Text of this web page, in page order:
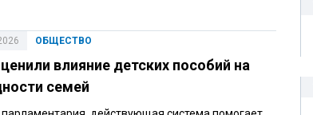
ОБЩЕСТВО
влияние детских пособий на
семей